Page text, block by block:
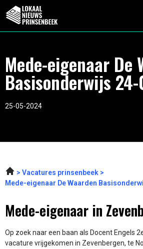
Mede-eigenaar De
Basisonderwijs
25-05-2024
Vacatures prinsenbeek
Mede-eigenaar De Waarden
Mede-eigenaar in
Op zoek naar een baan als Docent Engels
vacature vrijgekomen in Zevenbergen, te